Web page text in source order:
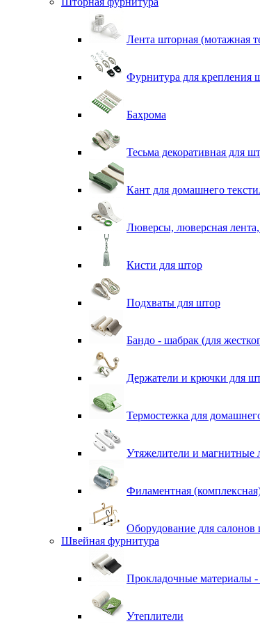
Лента шторная (мотажная
Фурнитура для крепления
Бахрома
Тесьма декоративная для
Кант для домашнего
Люверсы, люверсная
Кисти для штор
Подхваты для штор
Бандо - шабрак (для
Держатели и крючки для
Термостежка для
Утяжелители и магнитные
Филаментная
Оборудование для салонов
Швейная фурнитура
Прокладочные материалы
Утеплители